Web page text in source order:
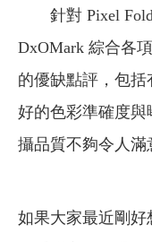
針對 Pixel
DxOMark 綜合各
的優缺點評，包
好的色彩準確度
攝品質不夠令人滿
如果大家最近剛